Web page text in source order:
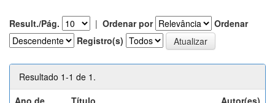
Result./Pág. | Ordenar por
Ordenar
Registro(s)
Resultado 1-1 de 1.
Ano de
Título Autor(es)